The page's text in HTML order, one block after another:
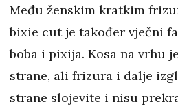
Među ženskim kratkim
bixie cut je također vječni
boba i pixija. Kosa na vrhu
strane, ali frizura i dalje
strane slojevite i nisu